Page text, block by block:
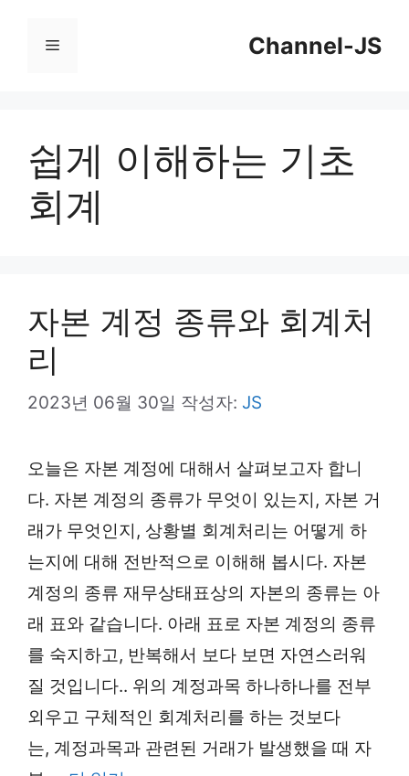
Channel-JS
메
쉽게 이해하는 기초
회계
자본 계정 종류와 회계처
리
2023년 06월 30일 작성자: JS
오늘은 자본 계정에 대해서 살펴보고자 합니
다. 자본 계정의 종류가 무엇이 있는지, 자본 거
래가 무엇인지, 상황별 회계처리는 어떻게 하
는지에 대해 전반적으로 이해해 봅시다. 자본
계정의 종류 재무상태표상의 자본의 종류는 아
래 표와 같습니다. 아래 표로 자본 계정의 종류
를 숙지하고, 반복해서 보다 보면 자연스러워
질 것입니다.. 위의 계정과목 하나하나를 전부
외우고 구체적인 회계처리를 하는 것보다
는, 계정과목과 관련된 거래가 발생했을 때 자